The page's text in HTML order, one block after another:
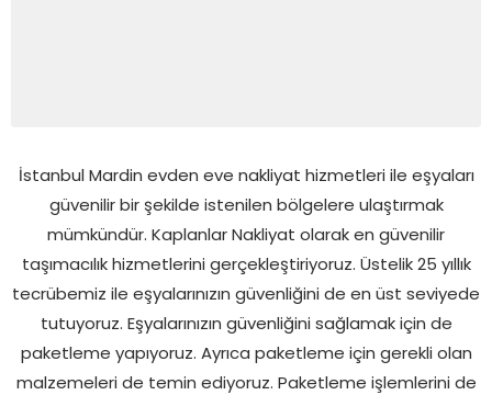
İstanbul Mardin evden eve nakliyat hizmetleri ile eşyaları
güvenilir bir şekilde istenilen bölgelere ulaştırmak
mümkündür. Kaplanlar Nakliyat olarak en güvenilir
taşımacılık hizmetlerini gerçekleştiriyoruz. Üstelik 25 yıllık
tecrübemiz ile eşyalarınızın güvenliğini de en üst seviyede
tutuyoruz. Eşyalarınızın güvenliğini sağlamak için de
paketleme yapıyoruz. Ayrıca paketleme için gerekli olan
malzemeleri de temin ediyoruz. Paketleme işlemlerini de